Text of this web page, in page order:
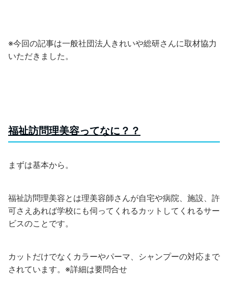
※今回の記事は一般社団法人きれいや総研さんに取材協力
いただきました。
福祉訪問理美容ってなに？？
まずは基本から。
福祉訪問理美容とは理美容師さんが自宅や病院、施設、許
可さえあれば学校にも伺ってくれるカットしてくれるサー
ビスのことです。
カットだけでなくカラーやパーマ、シャンプーの対応まで
されています。※詳細は要問合せ